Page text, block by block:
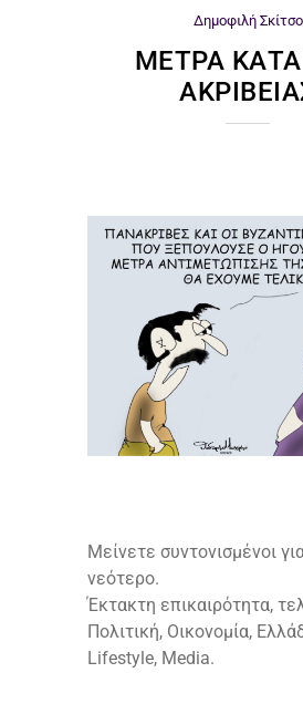
Δημοφιλή Σκίτσο
ΜΈΤΡΑ
Μείνετε συντονισμένοι
νεότερο.
Έκτακτη επικαιρότητα,
Πολιτική, Οικονομία,
Lifestyle, Media.